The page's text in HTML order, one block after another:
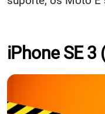
iPhone SE 3